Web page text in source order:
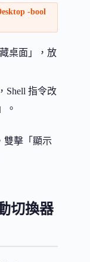
-bool
桌面」，放
Shell 指令改
。
雙擊「顯示
切換器